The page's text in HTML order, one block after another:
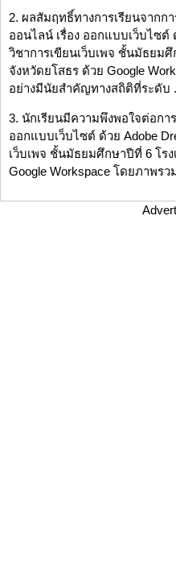
2. ผลสัมฤทธิ์ทางการเรียนจากก
ออนไลน์ เรื่อง ออกแบบเว็บไซต์
วิชาการเขียนเว็บเพจ ชั้นมัธยมศึ
จังหวัดยโสธร ด้วย Google
อย่างมีนัยสำคัญทางสถิติที่ระดับ
3. นักเรียนมีความพึงพอใจต่อกา
ออกแบบเว็บไซต์ ด้วย Adobe
เว็บเพจ ชั้นมัธยมศึกษาปีที่ 6 โร
Google Workspace โดยภาพร